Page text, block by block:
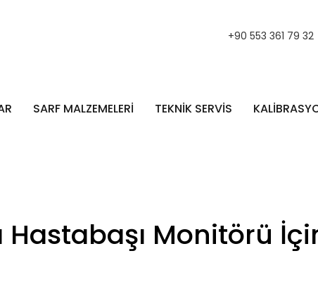
+90 553 361 79 32
SARF MALZEMELERİ TEKNİK SERVİS
Monitörü